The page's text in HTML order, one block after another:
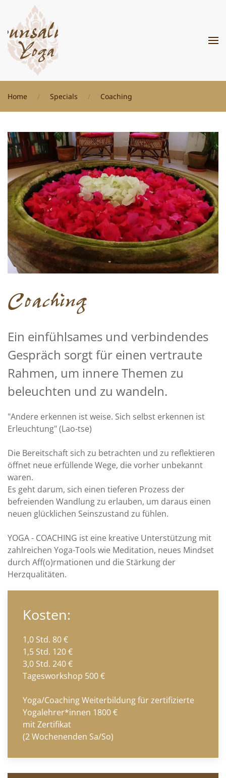
Zum Hauptinhalt springen
Home Specials Coaching
Coaching
Ein einfühlsames und verbindendes
Gespräch sorgt für einen vertraute
Rahmen, um innere Themen zu
beleuchten und zu wandeln.
"Andere erkennen ist weise. Sich selbst erkennen ist
Erleuchtung" (Lao-tse)
Die Bereitschaft sich zu betrachten und zu reflektieren
öffnet neue erfüllende Wege, die vorher unbekannt
waren.
Es geht darum, sich einen tieferen Prozess der
befreienden Wandlung zu erlauben, um daraus einen
neuen glücklichen Seinszustand zu fühlen.
YOGA - COACHING ist eine kreative Unterstützung mit
zahlreichen Yoga-Tools wie Meditation, neues Mindset
durch Aff(o)rmationen und die Stärkung der
Herzqualitäten.
Kosten:
1,0 Std. 80 €
1,5 Std. 120 €
3,0 Std. 240 €
Tagesworkshop 500 €
Yoga/Coaching Weiterbildung für zertifizierte
Yogalehrer*innen 1800 €
mit Zertifikat
(2 Wochenenden Sa/So)